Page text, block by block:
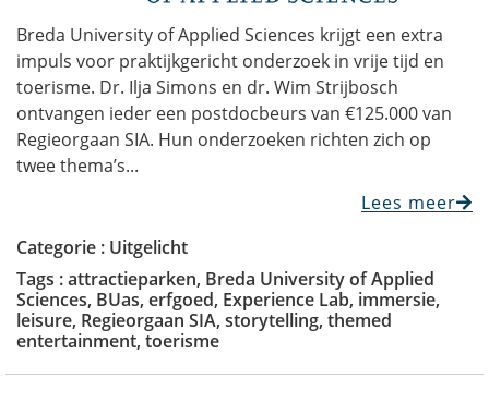
Breda University of Applied Sciences krijgt een extra
impuls voor praktijkgericht onderzoek in vrije tijd en
toerisme. Dr. Ilja Simons en dr. Wim Strijbosch
ontvangen ieder een postdocbeurs van €125.000 van
Regieorgaan SIA. Hun onderzoeken richten zich op
twee thema’s...
Lees meer
Categorie : Uitgelicht
Tags :attractieparken, Breda University of Applied
Sciences, BUas, erfgoed, Experience Lab, immersie,
leisure, Regieorgaan SIA, storytelling, themed
entertainment, toerisme